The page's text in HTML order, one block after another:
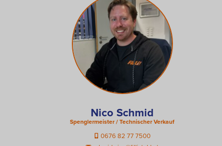
Nico Schmid
Spenglermeister / Technischer Verkauf
0676 82 77 7500